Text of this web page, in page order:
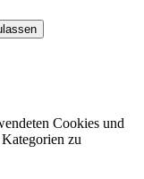
Cookies und
zu